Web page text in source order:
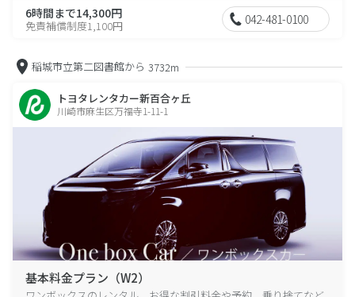
6時間まで14,300円
免責補償制度1,100円 042-481-0100
稲城市立第二図書館から 3732m
トヨタレンタカー新百合ヶ丘
川崎市麻生区万福寺1-11-1
基本料金プラン（W2）